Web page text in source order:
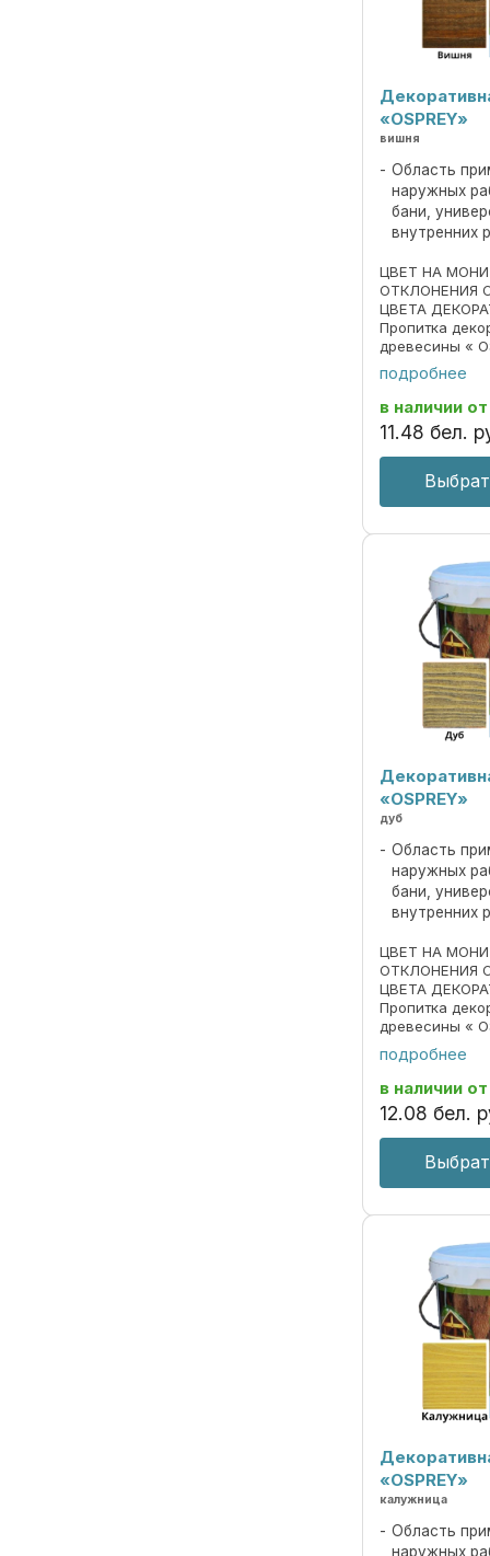
«OSPREY»
вишня
Область
наружных
бани,
внутренних
ЦВЕТ НА
ОТКЛОНЕНИЯ
ЦВЕТА
Пропитка
древесины «
Пропитка
декоративной
подробнее
в наличии от
11.48 бел.
«OSPREY»
дуб
Область
наружных
бани,
внутренних
ЦВЕТ НА
ОТКЛОНЕНИЯ
ЦВЕТА
Пропитка
древесины «
Пропитка
декоративной
подробнее
в наличии от
12.08 бел.
«OSPREY»
калужница
Область
наружных